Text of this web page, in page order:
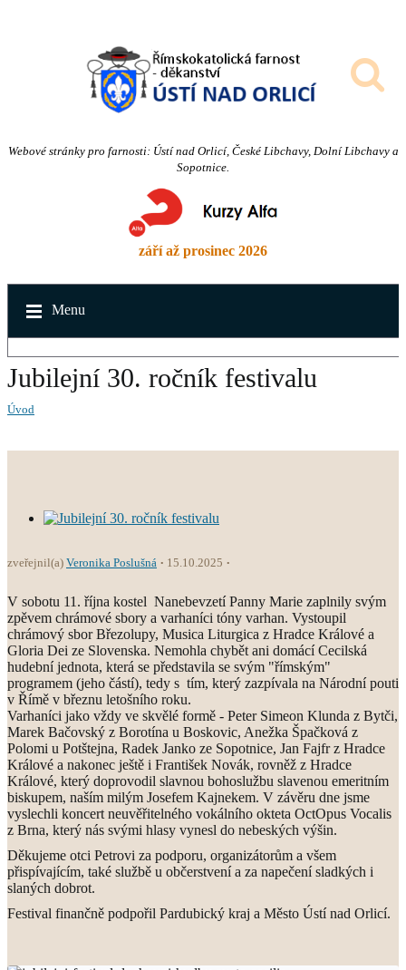
Webové stránky pro farnosti: Ústí nad Orlicí, České Libchavy, Dolní Libchavy a
Sopotnice.
září až prosinec 2026
Menu
Jubilejní 30. ročník festivalu
Úvod
zveřejnil(a) Veronika Poslušná 15.10.2025
V sobotu 11. října kostel Nanebevzetí Panny Marie zaplnily svým
zpěvem chrámové sbory a varhaníci tóny varhan. Vystoupil
chrámový sbor Březolupy, Musica Liturgica z Hradce Králové a
Gloria Dei ze Slovenska. Nemohla chybět ani domácí Cecilská
hudební jednota, která se představila se svým "římským"
programem (jeho částí), tedy s tím, který zazpívala na Národní pouti
v Římě v březnu letošního roku.
Varhaníci jako vždy ve skvělé formě - Peter Simeon Klunda z Bytči,
Marek Bačovský z Borotína u Boskovic, Anežka Špačková z
Polomi u Potštejna, Radek Janko ze Sopotnice, Jan Fajfr z Hradce
Králové a nakonec ještě i František Novák, rovněž z Hradce
Králové, který doprovodil slavnou bohoslužbu slavenou emeritním
biskupem, naším milým Josefem Kajnekem. V závěru dne jsme
vyslechli koncert neuvěřitelného vokálního okteta OctOpus Vocalis
z Brna, který nás svými hlasy vynesl do nebeských výšin.
Děkujeme otci Petrovi za podporu, organizátorům a všem
přispívajícím, také službě u občerstvení a za napečení sladkých i
slaných dobrot.
Festival finančně podpořil Pardubický kraj a Město Ústí nad Orlicí.